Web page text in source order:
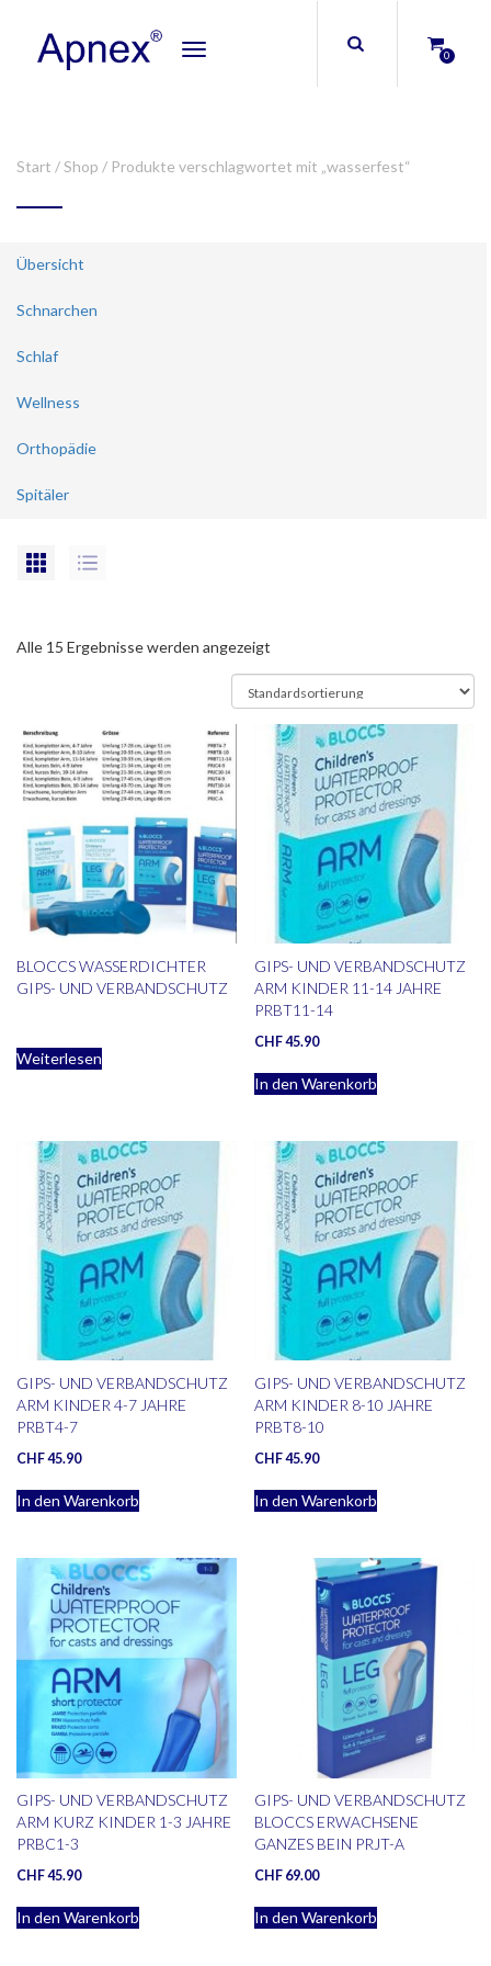
Toggle
0
Start /Shop / Produkte verschlagwortet mit „wasserfest“
Übersicht
Schnarchen
Schlaf
Wellness
Orthopädie
Spitäler
Alle 15 Ergebnisse werden angezeigt
BLOCCS WASSERDICHTER
GIPS- UND VERBANDSCHUTZ
Weiterlesen
GIPS- UND VERBANDSCHUTZ
ARM KINDER 11-14 JAHRE
PRBT11-14
CHF45.90
In den Warenkorb
GIPS- UND VERBANDSCHUTZ
ARM KINDER 4-7 JAHRE
PRBT4-7
CHF45.90
In den Warenkorb
GIPS- UND VERBANDSCHUTZ
ARM KINDER 8-10 JAHRE
PRBT8-10
CHF45.90
In den Warenkorb
GIPS- UND VERBANDSCHUTZ
ARM KURZ KINDER 1-3 JAHRE
PRBC1-3
CHF45.90
In den Warenkorb
GIPS- UND VERBANDSCHUTZ
BLOCCS ERWACHSENE
GANZES BEIN PRJT-A
CHF 69.00
In den Warenkorb